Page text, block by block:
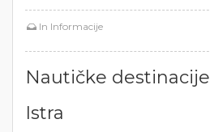
In Informacije
Nautičke destinacije
Istra